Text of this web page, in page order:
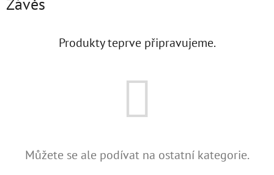
Závěs
Produkty teprve připravujeme.
Můžete se ale podívat na ostatní kategorie.